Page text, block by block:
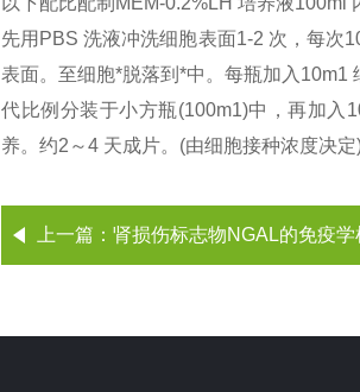
先用PBS 洗液冲洗细胞表面1-2 次，每次
表面。至细胞*脱落到*中。每瓶加入10m1
代比例分装于小方瓶(100m1)中，再加
养。约2～4 天成片。(由细胞接种浓度决定
上一篇： 肾损伤标志物NGAL的免疫学